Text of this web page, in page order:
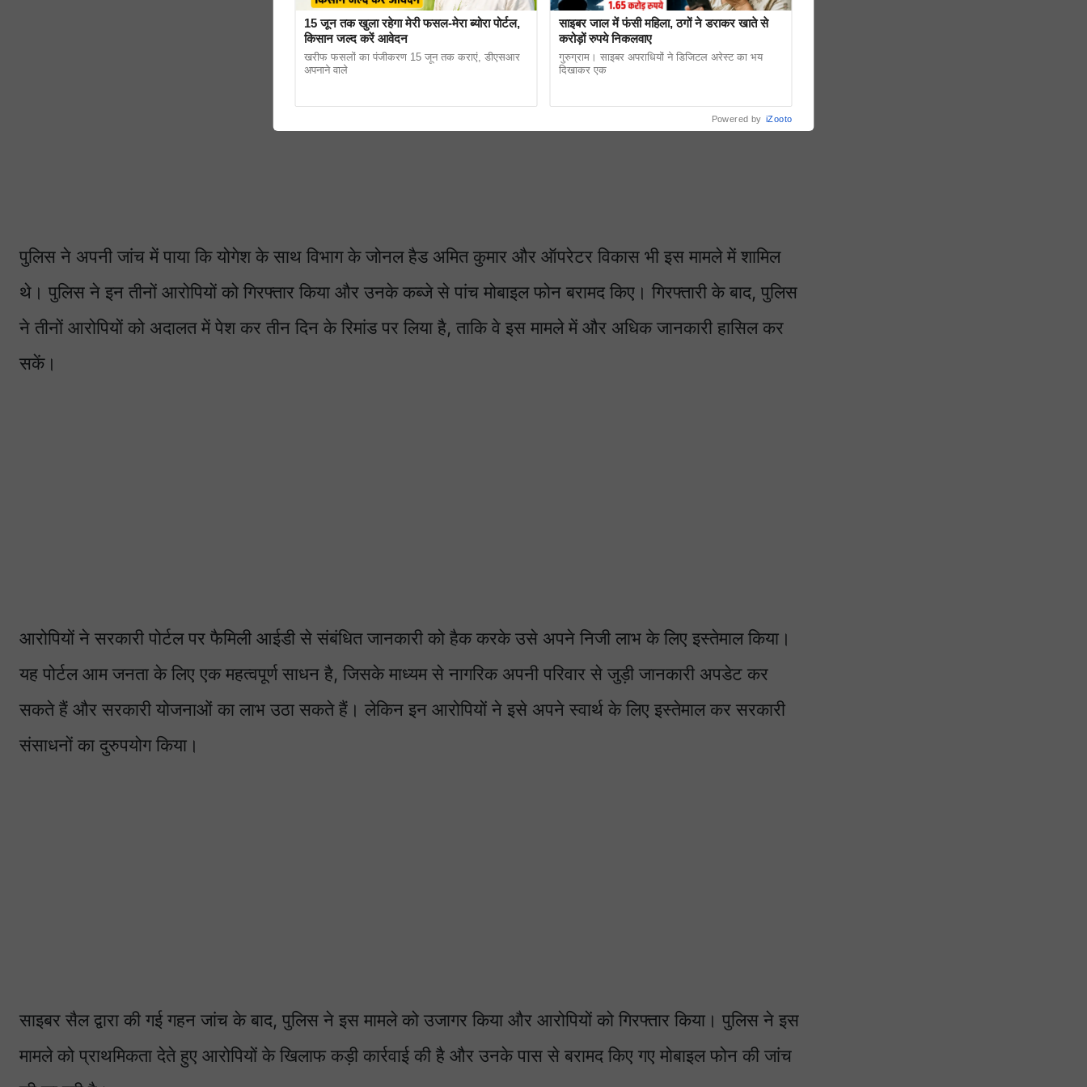
पुलिस ने अपनी जांच में पाया कि योगेश के साथ विभाग के जोनल हैड अमित कुमार और ऑपरेटर विकास भी इस मामले में शामिल
थे। पुलिस ने इन तीनों आरोपियों को गिरफ्तार किया और उनके कब्जे से पांच मोबाइल फोन बरामद किए। गिरफ्तारी के बाद, पुलिस
ने तीनों आरोपियों को अदालत में पेश कर तीन दिन के रिमांड पर लिया है, ताकि वे इस मामले में और अधिक जानकारी हासिल कर
सकें।
आरोपियों ने सरकारी पोर्टल पर फैमिली आईडी से संबंधित जानकारी को हैक करके उसे अपने निजी लाभ के लिए इस्तेमाल किया।
यह पोर्टल आम जनता के लिए एक महत्वपूर्ण साधन है, जिसके माध्यम से नागरिक अपनी परिवार से जुड़ी जानकारी अपडेट कर
सकते हैं और सरकारी योजनाओं का लाभ उठा सकते हैं। लेकिन इन आरोपियों ने इसे अपने स्वार्थ के लिए इस्तेमाल कर सरकारी
संसाधनों का दुरुपयोग किया।
साइबर सैल द्वारा की गई गहन जांच के बाद, पुलिस ने इस मामले को उजागर किया और आरोपियों को गिरफ्तार किया। पुलिस ने इस
मामले को प्राथमिकता देते हुए आरोपियों के खिलाफ कड़ी कार्रवाई की है और उनके पास से बरामद किए गए मोबाइल फोन की जांच
15 जून तक खुला रहेगा मेरी फसल-मेरा ब्योरा पोर्टल,
किसान जल्द करें आवेदन
खरीफ फसलों का पंजीकरण 15 जून तक कराएं, डीएसआर
अपनाने वाले
साइबर जाल में फंसी महिला, ठगों ने डराकर खाते से
करोड़ों रुपये निकलवाए
गुरुग्राम। साइबर अपराधियों ने डिजिटल अरेस्ट का भय
दिखाकर एक
Powered by iZooto